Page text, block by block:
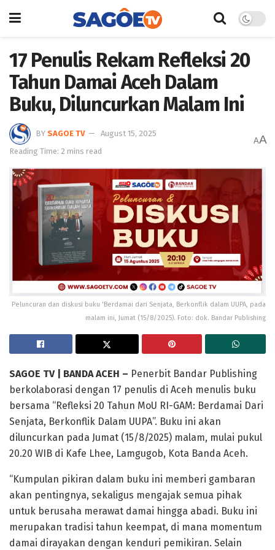
17 Penulis Rekam Refleksi 20
Tahun Damai Aceh Dalam
Buku, Diluncurkan Malam Ini
BY SAGOE TV
August 15, 2025
Reading Time: 2 mins read
AA
Peluncuran dan diskusi buku 'Berdamai dari Senjata, Berkonflik dalam UUPA, pada
malam ini, Jumat (15/8/2025). Foto: dok. Bandar Publishing
SAGOE TV | BANDA ACEH – Penerbit Bandar Publishing
berkolaborasi dengan 17 penulis di Aceh menulis buku
bersama “Refleksi 20 Tahun MoU RI-GAM: Berdamai Dari
Senjata, Berkonflik Dalam UUPA”. Buku ini akan
diluncurkan pada Jumat (15/8/2025) malam, mulai pukul
20.20 WIB di Kafe Lhee, Lamgugob, Kota Banda Aceh.
“Kumpulan pikiran dalam buku ini memberi gambaran
akan pentingnya, sekaligus mengajak semua pihak
untuk berusaha merawat damai hingga abadi. Buku ini
merupakan tradisi tahun keempat, di mana momentum
damai dirayakan dengan kenduri pemikiran. Selain